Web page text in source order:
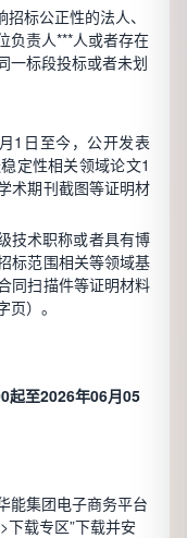
标公正性的法人、
负责人***人或者存在
一标段投标或者未划
1日至今，公开发表
定性相关领域论文1
术期刊截图等证明材
技术职称或者具有博
标范围相关等领域基
同扫描件等证明材料
）。
起至2026年06月05
能集团电子商务平台
下载专区”下载并安